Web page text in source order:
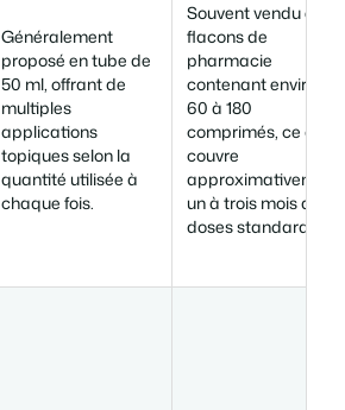
Généralement
proposé en tube de
50 ml, offrant de
multiples
applications
topiques selon la
quantité utilisée à
chaque fois.
Souvent vendu en
flacons de
pharmacie
contenant environ
60 à 180
comprimés, ce qui
couvre
approximativement
un à trois mois aux
doses standard.